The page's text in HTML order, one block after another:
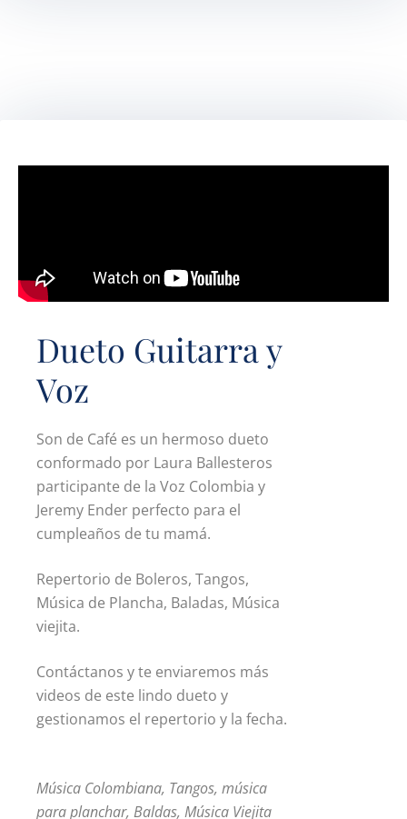
Dueto Guitarra y
Voz
Son de Café es un hermoso dueto
conformado por Laura Ballesteros
participante de la Voz Colombia y
Jeremy Ender perfecto para el
cumpleaños de tu mamá.
Repertorio de Boleros, Tangos,
Música de Plancha, Baladas, Música
viejita.
Contáctanos y te enviaremos más
videos de este lindo dueto y
gestionamos el repertorio y la fecha.
Música Colombiana, Tangos, música
para planchar, Baldas, Música Viejita